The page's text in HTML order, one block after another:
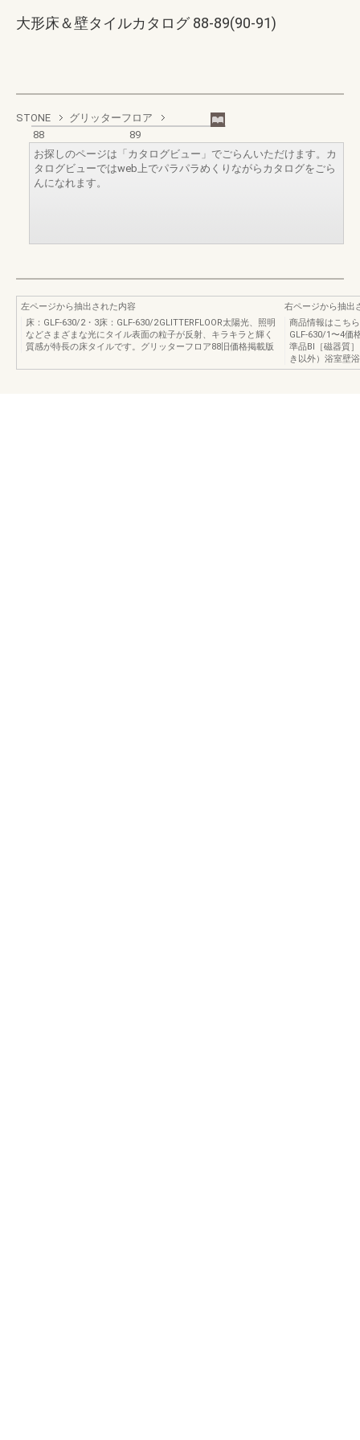
大形床＆壁タイルカタログ 88-89(90-91)
STONE
グリッターフロア
88
89
お探しのページは「カタログビュー」でごらんいただけます。カ
タログビューではweb上でパラパラめくりながらカタログをごら
んになれます。
左ページから抽出された内容
床：GLF‐630/2・3床：GLF‐630/2 GLITTERFLOOR太陽光、照明
などさまざまな光にタイル表面の粒子が反射、キラキラと輝く
質感が特長の床タイルです。グリッターフロア88旧価格掲載版
右ページから抽出
商品情報はこち
GLF‐630/1〜4価
準品​BⅠ［磁器質
き以外）浴室壁